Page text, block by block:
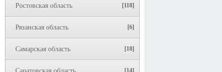
Ростовская область [118]
Рязанская область [6]
Самарская область [18]
[14]